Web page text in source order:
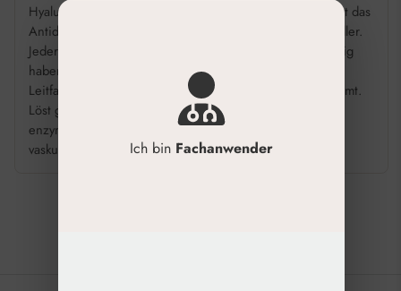
Hyaluronidase: Filler auflösen im Notfall Hyaluronidase ist das
Antidot bei vaskulären Komplikationen durch Hyaluron-Filler.
Jeder, der Filler injiziert, muss das Enzym kennen, vorrätig
haben und im Notfall sicher anwenden können. Dieser
Leitfaden fasst zusammen, worauf es in der Praxis ankommt.
Löst gezielt vernetzte Hyaluronsäure-Filler durch
enzymatische Spaltung auf. Ist das Mittel der Wahl bei
vaskulären […]
Ich bin Fachanwender